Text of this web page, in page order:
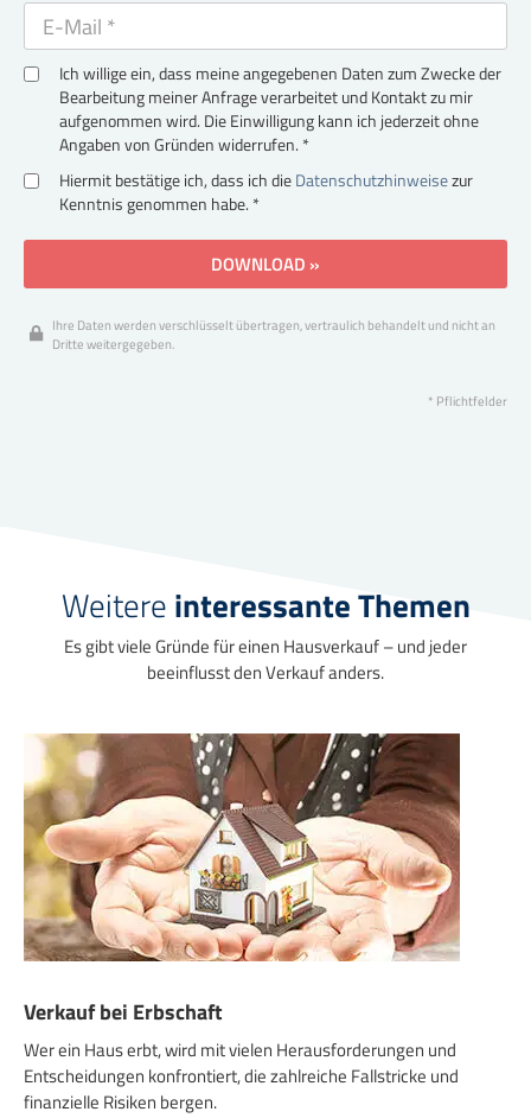
Ich willige ein, dass meine angegebenen Daten zum Zwecke der
Bearbeitung meiner Anfrage verarbeitet und Kontakt zu mir
aufgenommen wird. Die Einwilligung kann ich jederzeit ohne
Angaben von Gründen widerrufen. *
Hiermit bestätige ich, dass ich die Datenschutzhinweisezur
Kenntnis genommen habe. *
DOWNLOAD »
Ihre Daten werden verschlüsselt übertragen, vertraulich behandelt und nicht an
Dritte weitergegeben.
* Pflichtfelder
Weitereinteressante Themen
Es gibt viele Gründe für einen Hausverkauf – und jeder
beeinflusst den Verkauf anders.
Verkauf bei Erbschaft
Wer ein Haus erbt, wird mit vielen Herausforderungen und
Entscheidungen konfrontiert, die zahlreiche Fallstricke und
finanzielle Risiken bergen.